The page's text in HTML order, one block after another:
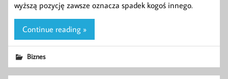
wyższą pozycję zawsze oznacza spadek kogoś innego.
Continue reading »
Biznes